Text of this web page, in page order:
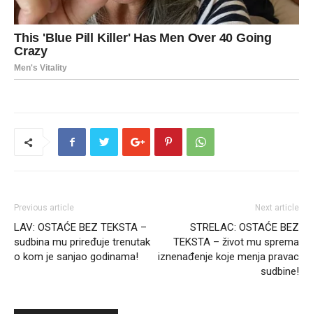
Previous article
LAV: OSTAĆE BEZ TEKSTA –
sudbina mu priređuje trenutak
o kom je sanjao godinama!
Next article
STRELAC: OSTAĆE BEZ
TEKSTA – život mu sprema
iznenađenje koje menja pravac
sudbine!